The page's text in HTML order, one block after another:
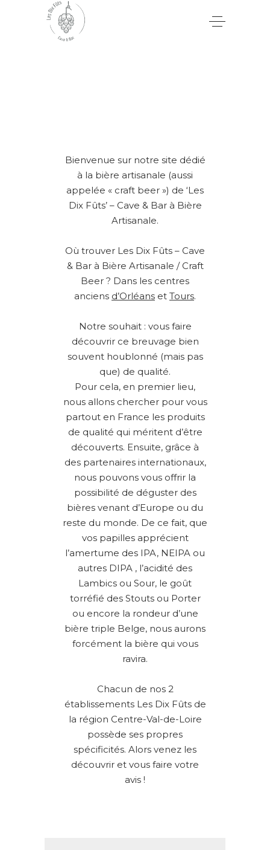
Bienvenue sur notre site dédié
à la bière artisanale (aussi
appelée « craft beer ») de ‘Les
Dix Fûts’ – Cave & Bar à Bière
Artisanale.
Où trouver Les Dix Fûts – Cave
& Bar à Bière Artisanale / Craft
Beer ? Dans les centres
anciens d’Orléans et Tours.
Notre souhait : vous faire
découvrir ce breuvage bien
souvent houblonné (mais pas
que) de qualité.
Pour cela, en premier lieu,
nous allons chercher pour vous
partout en France les produits
de qualité qui méritent d’être
découverts. Ensuite, grâce à
des partenaires internationaux,
nous pouvons vous offrir la
possibilité de déguster des
bières venant d’Europe ou du
reste du monde. De ce fait, que
vos papilles apprécient
l’amertume des IPA, NEIPA ou
autres DIPA , l’acidité des
Lambics ou Sour, le goût
torréfié des Stouts ou Porter
ou encore la rondeur d’une
bière triple Belge, nous aurons
forcément la bière qui vous
ravira.
Chacun de nos 2
établissements Les Dix Fûts de
la région Centre-Val-de-Loire
possède ses propres
spécificités. Alors venez les
découvrir et vous faire votre
avis !